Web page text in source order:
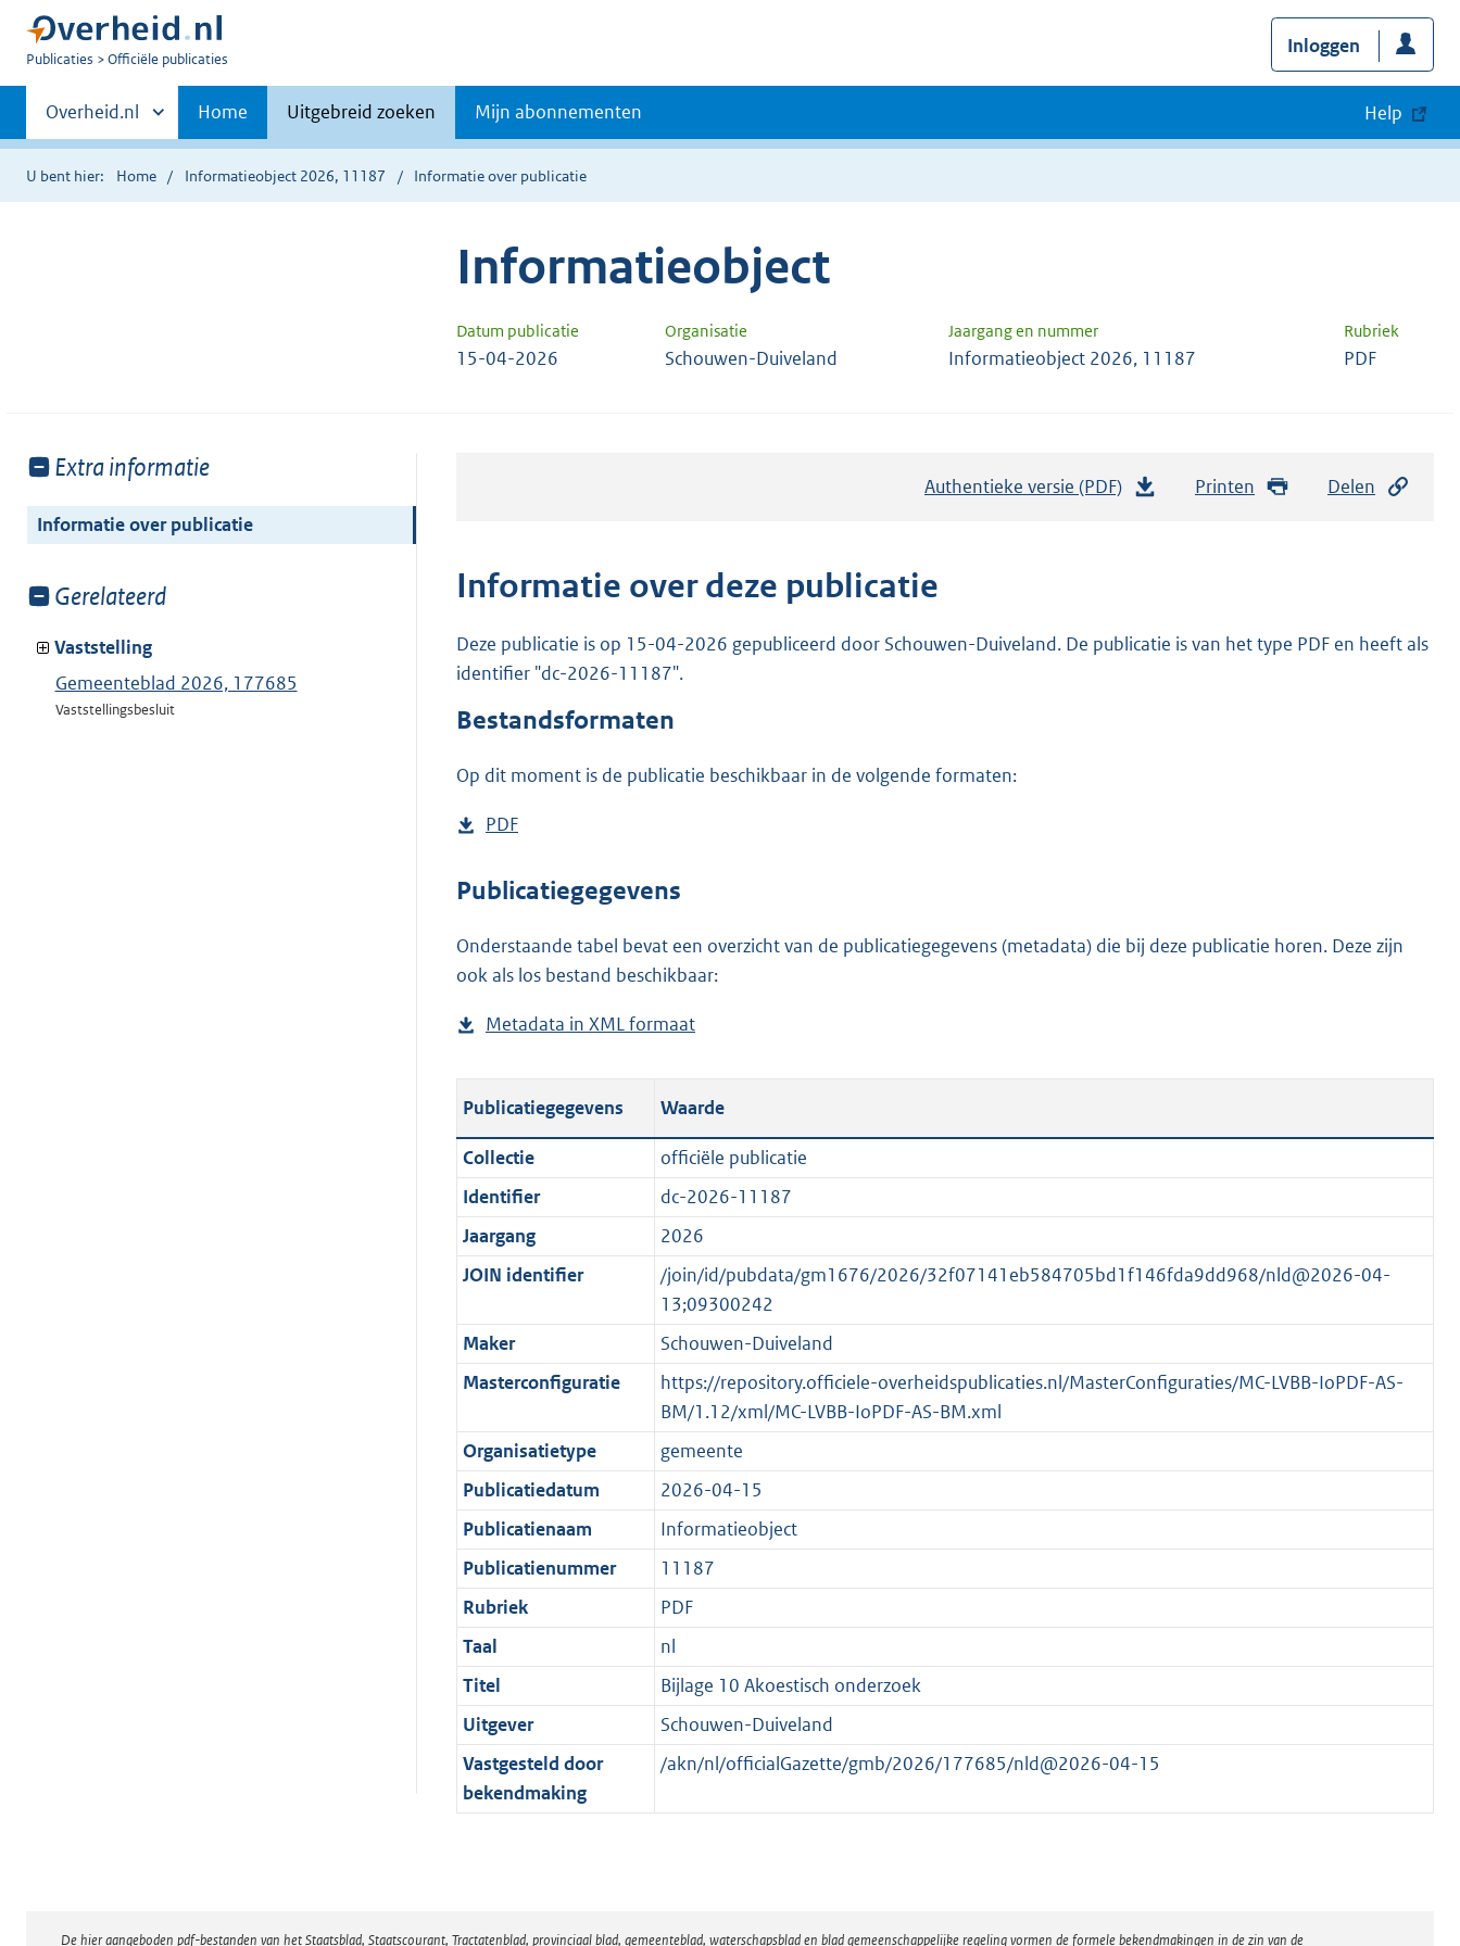
U
Publicaties Officiële publicaties
Inloggen
Primaire
navigatie
Andere
sites
binnen
Overheid.nl Home Uitgebreid zoeken Mijn abonnementen Help
U bent hier: Home Informatieobject 2026, 11187 Informatie over publicatie
Informatieobject
Datum publicatie Organisatie Jaargang en nummer Rubriek
15-04-2026 Schouwen-Duiveland Informatieobject 2026, 11187 PDF
Toon
van:
Extra informatie
Informatie over publicatie
Toon
van:
Gerelateerd
Vaststelling
Gemeenteblad 2026, 177685
Vaststellingsbesluit
Authentieke versie (PDF)
n
o
k
n
Printen Delen
Informatie over deze publicatie
Deze publicatie is op 15-04-2026 gepubliceerd door Schouwen-Duiveland. De publicatie is van het type PDF en heeft als
identifier "dc-2026-11187".
Bestandsformaten
Op dit moment is de publicatie beschikbaar in de volgende formaten:
D
w
l
o
d
b
l
i
c
a
t
e
i
n
o
r
m
a
a
t
PDF
s
a
n
s
o
o
t
t
e
:
n
e
e
n
d
Publicatiegegevens
Onderstaande tabel bevat een overzicht van de publicatiegegevens (metadata) die bij deze publicatie horen. Deze zijn
ook als los bestand beschikbaar:
Metadata in XML formaat
s
t
a
n
d
s
g
r
o
o
t
t
e
:
1
K
b
Publicatiegegevens Waarde
Collectie
officiële publicatie
Identifier
dc-2026-11187
Jaargang
2026
JOIN identifier
/join/id/pubdata/gm1676/2026/32f07141eb584705bd1f146fda9dd968/nld@2026-04-
13;09300242
Maker
Schouwen-Duiveland
Masterconfiguratie
https://repository.officiele-overheidspublicaties.nl/MasterConfiguraties/MC-LVBB-IoPDF-AS-
BM/1.12/xml/MC-LVBB-IoPDF-AS-BM.xml
Organisatietype
gemeente
Publicatiedatum
2026-04-15
Publicatienaam
Informatieobject
Publicatienummer
11187
Rubriek
PDF
Taal
nl
Titel
Bijlage 10 Akoestisch onderzoek
Uitgever
Schouwen-Duiveland
Vastgesteld door
bekendmaking
/akn/nl/officialGazette/gmb/2026/177685/nld@2026-04-15
De hier aangeboden pdf-bestanden van het Staatsblad, Staatscourant, Tractatenblad, provinciaal blad, gemeenteblad, waterschapsblad en blad gemeenschappelijke regeling vormen de formele bekendmakingen in de zin van de